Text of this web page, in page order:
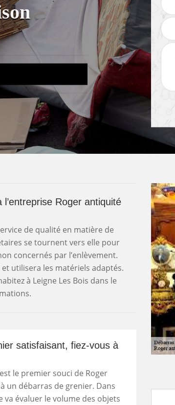
Roger antiquité
de qualité en matière de
se tournent vers elle pour
concernés par l’enlèvement.
utilisera les matériels adaptés.
à Leigne Les Bois dans le
satisfaisant, fiez-vous à
le premier souci de Roger
un débarras de grenier. Dans
évaluer le volume des objets